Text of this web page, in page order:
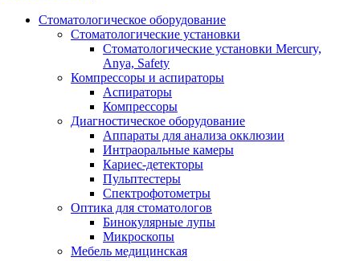
Стоматологическое оборудование
Стоматологические установки
Стоматологические установки Mercury,
Anya, Safety
Компрессоры и аспираторы
Аспираторы
Компрессоры
Диагностическое оборудование
Аппараты для анализа окклюзии
Интраоральные камеры
Кариес-детекторы
Пульптестеры
Спектрофотометры
Оптика для стоматологов
Бинокулярные лупы
Микроскопы
Мебель медицинская